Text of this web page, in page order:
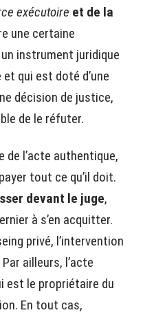
exécutoire et de la
une certaine
instrument juridique
qui est doté d’une
décision de justice,
de le réfuter.
de l’acte authentique,
tout ce qu’il doit.
devant le juge,
à s’en acquitter.
privé, l’intervention
ailleurs, l’acte
est le propriétaire du
En tout cas,